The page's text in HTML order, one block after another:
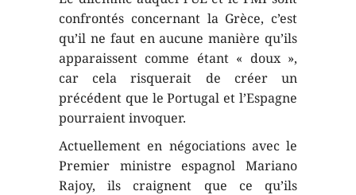
confrontés concernant la Grèce, c’est
qu’il ne faut en aucune manière qu’ils
apparaissent comme étant « doux »,
car cela risquerait de créer un
précédent que le Portugal et l’Espagne
pourraient invoquer.
Actuellement en négociations avec le
Premier ministre espagnol Mariano
Rajoy, ils craignent que ce qu’ils